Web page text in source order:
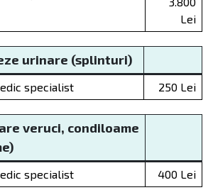
Lei
urinare (splinturi)
specialist 250 Lei
veruci, condiloame
specialist 400 Lei